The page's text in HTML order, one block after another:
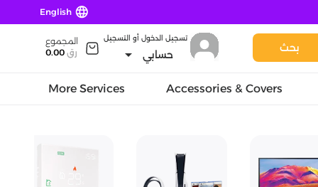
language
English
بحث
تسجيل الدخول أو التسجيل
حسابي arrow_drop_down
المجموع
رق 0.00
Accessories & Covers
More Services